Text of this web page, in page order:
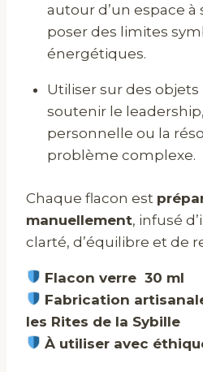
autour d’un espace
poser des limites
énergétiques.
Utiliser sur des
soutenir le
personnelle ou la
problème complexe.
Chaque flacon est
manuellement, infusé
clarté, d’équilibre et de
Flacon verre 30 ml
Fabrication
les Rites de la Sybille
À utiliser avec